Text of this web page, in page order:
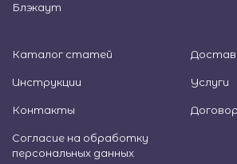
Блэкаут
Каталог статей
Инструкции Услуги
Контакты
Согласие на обработку
персональных данных